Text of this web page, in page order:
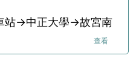
站→中正大學→故宮南
查看